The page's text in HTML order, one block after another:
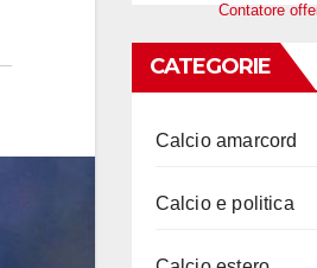
Contatore
CATEGORIE
Calcio amarcord
Calcio e politica